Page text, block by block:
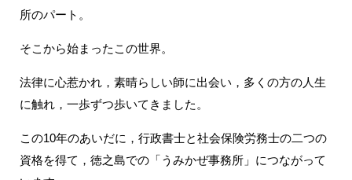
所のパート。
そこから始まったこの世界。
法律に心惹かれ，素晴らしい師に出会い，多くの方の人生
に触れ，一歩ずつ歩いてきました。
この10年のあいだに，行政書士と社会保険労務士の二つの
資格を得て，徳之島での「うみかぜ事務所」につながって